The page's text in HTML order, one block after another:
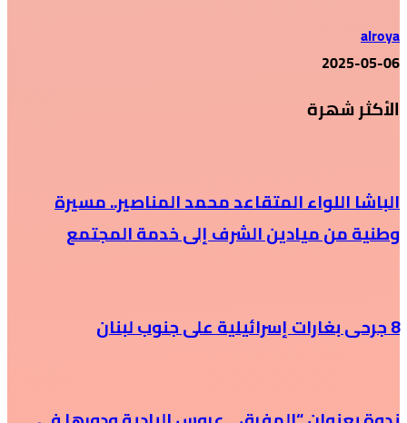
alroya
2025-05-06
الأكثر شهرة
الباشا اللواء المتقاعد محمد المناصير.. مسيرة
وطنية من ميادين الشرف إلى خدمة المجتمع
8 جرحى بغارات إسرائيلية على جنوب لبنان